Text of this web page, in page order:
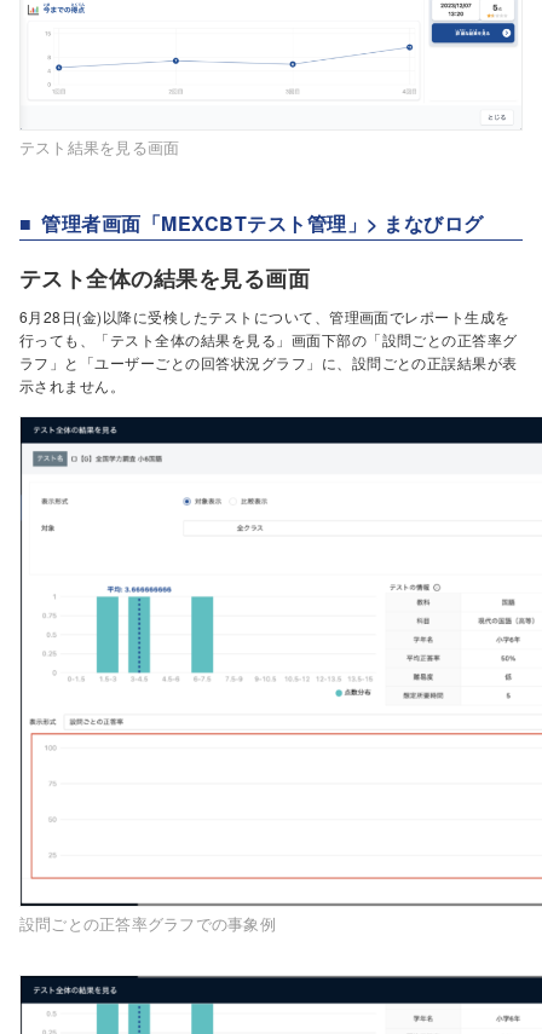
テスト結果を見る画面
管理者画面「MEXCBTテスト管理」> まなびログ
テスト全体の結果を見る画面
6月28日(金)以降に受検したテストについて、管理画面でレポート生成を
行っても、「テスト全体の結果を見る」画面下部の「設問ごとの正答率グ
ラフ」と「ユーザーごとの回答状況グラフ」に、設問ごとの正誤結果が表
示されません。
設問ごとの正答率グラフでの事象例